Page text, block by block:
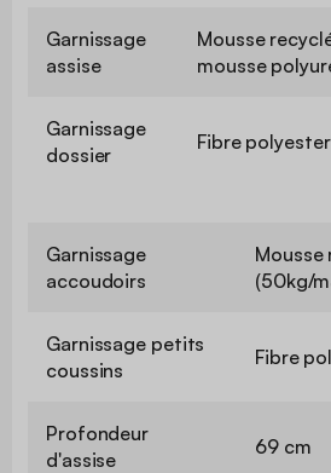
Garnissage
assise
Mousse
mousse
Garnissage
dossier
Fibre polyester
Garnissage
accoudoirs
Mousse
(50kg/
Garnissage petits
coussins
Fibre
Profondeur
d'assise
69 cm